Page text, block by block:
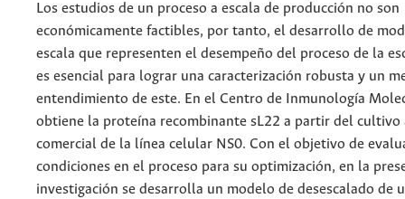
Los estudios de un proceso a escala de producción no son
económicamente factibles, por tanto, el desarrollo de
escala que representen el desempeño del proceso de la
es esencial para lograr una caracterización robusta y un
entendimiento de este. En el Centro de Inmunología
obtiene la proteína recombinante sL22 a partir del cultivo
comercial de la línea celular NS0. Con el objetivo de
condiciones en el proceso para su optimización, en la
investigación se desarrolla un modelo de desescalado de